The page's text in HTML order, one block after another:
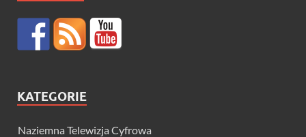
KATEGORIE
Naziemna Telewizja Cyfrowa